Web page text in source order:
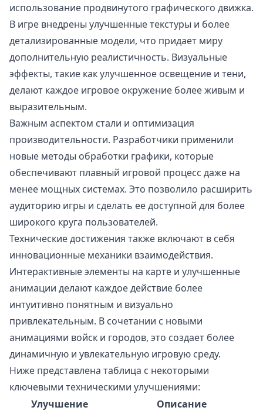
использование продвинутого графического движка.
В игре внедрены улучшенные текстуры и более
детализированные модели, что придает миру
дополнительную реалистичность. Визуальные
эффекты, такие как улучшенное освещение и тени,
делают каждое игровое окружение более живым и
выразительным.
Важным аспектом стали и оптимизация
производительности. Разработчики применили
новые методы обработки графики, которые
обеспечивают плавный игровой процесс даже на
менее мощных системах. Это позволило расширить
аудиторию игры и сделать ее доступной для более
широкого круга пользователей.
Технические достижения также включают в себя
инновационные механики взаимодействия.
Интерактивные элементы на карте и улучшенные
анимации делают каждое действие более
интуитивно понятным и визуально
привлекательным. В сочетании с новыми
анимациями войск и городов, это создает более
динамичную и увлекательную игровую среду.
Ниже представлена таблица с некоторыми
ключевыми техническими улучшениями:
Улучшение
Описание